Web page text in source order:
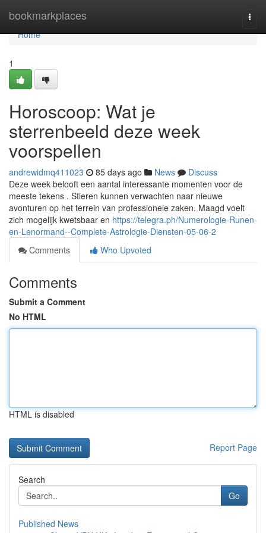
bookmarkplaces
Home
Home
1
Horoscoop: Wat je
sterrenbeeld deze week
voorspellen
andrewidmq411023 85 days ago News
Discuss
Deze week belooft een aantal interessante momenten voor de
meeste tekens . Stieren kunnen verwachten naar nieuwe
avonturen op het terrein van professionele zaken. Maagd voelt
zich mogelijk kwetsbaar en https://telegra.ph/Numerologie-Runen-
en-Lenormand--Complete-Astrologie-Diensten-05-06-2
Comments
Who Upvoted
Comments
Submit a Comment
No HTML
HTML is disabled
Report Page
Search
Go
Published News